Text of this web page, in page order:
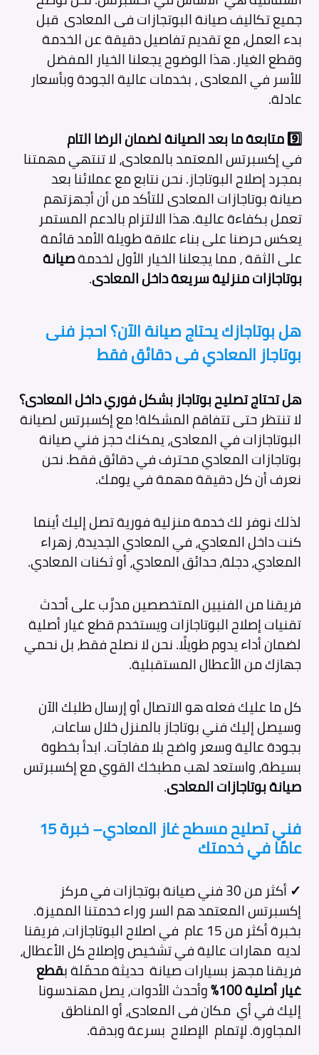
جميع تكاليف صيانة البوتجازات فى المعادى قبل
بدء العمل، مع تقديم تفاصيل دقيقة عن الخدمة
وقطع الغيار. هذا الوضوح يجعلنا الخيار المفضل
للأسر في المعادى ، بخدمات عالية الجودة وبأسعار
عادلة.
9️⃣متابعة ما بعد الصيانة لضمان الرضا التام
في إكسبرتس المعتمد بالمعادى، لا تنتهي مهمتنا
بمجرد إصلاح البوتاجاز. نحن نتابع مع عملائنا بعد
صيانة بوتاجازات المعادىللتأكد من أن أجهزتهم
تعمل بكفاءة عالية. هذا الالتزام بالدعم المستمر
يعكس حرصنا على بناء علاقة طويلة الأمد قائمة
على الثقة ، مما يجعلنا الخيار الأول لخدمةصيانة
بوتاجازات منزلية سريعة داخل المعادى.
هل بوتاجازك يحتاج صيانة الآن؟ احجز فنى
بوتاجاز المعادي فى دقائق فقط
هلتحتاج تصليح بوتاجاز بشكل فوري داخل المعادى؟
لا تنتظر حتى تتفاقم المشكلة! مع إكسبرتس لصيانة
البوتاجازات في المعادى، يمكنك حجز فني صيانة
بوتاجازات المعادي محترف في دقائق فقط. نحن
نعرف أن كل دقيقة مهمة في يومك.
لذلك نوفر لك خدمة منزلية فورية تصل إليك أينما
كنت داخل المعادي، في المعادي الجديدة، زهراء
المعادي، دجلة، حدائق المعادي، أو ثكنات المعادي.
فريقنا من الفنيين المتخصصين مدرَّب على أحدث
تقنيات إصلاح البوتاجازات ويستخدم قطع غيار أصلية
لضمان أداء يدوم طويلًا. نحن لا نصلح فقط، بل نحمي
جهازك من الأعطال المستقبلية.
كل ما عليك فعله هو الاتصال أو إرسال طلبك الآن
وسيصل إليك فني بوتاجاز بالمنزل خلال ساعات،
بجودة عالية وسعر واضح بلا مفاجآت. ابدأ بخطوة
بسيطة، واستعد لهب مطبخك القوي مع إكسبرتس
صيانة بوتاجازات المعادى.
فني تصليح مسطح غاز المعادي– خبرة 15
عامًا في خدمتك
✓ أكثر من 30 فني صيانة بوتجازات في مركز
إكسبرتس المعتمد هم السر وراء خدمتنا المميزة.
بخبرة أكثر من 15 عام في اصلاح البوتاجازات، فريقنا
لديه مهارات عالية في تشخيص وإصلاح كل الأعطال،
فريقنا مجهز بسيارات صيانة حديثة محمّلة بقطع
غيار أصلية 100% وأحدث الأدوات، يصل مهندسونا
إليك في أي مكان فى المعادى، أو المناطق
المجاورة. لإتمام الإصلاح بسرعة وبدقة.